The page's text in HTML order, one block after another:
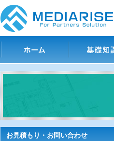
ホーム 基礎知識
お見積もり・お問い合わせ